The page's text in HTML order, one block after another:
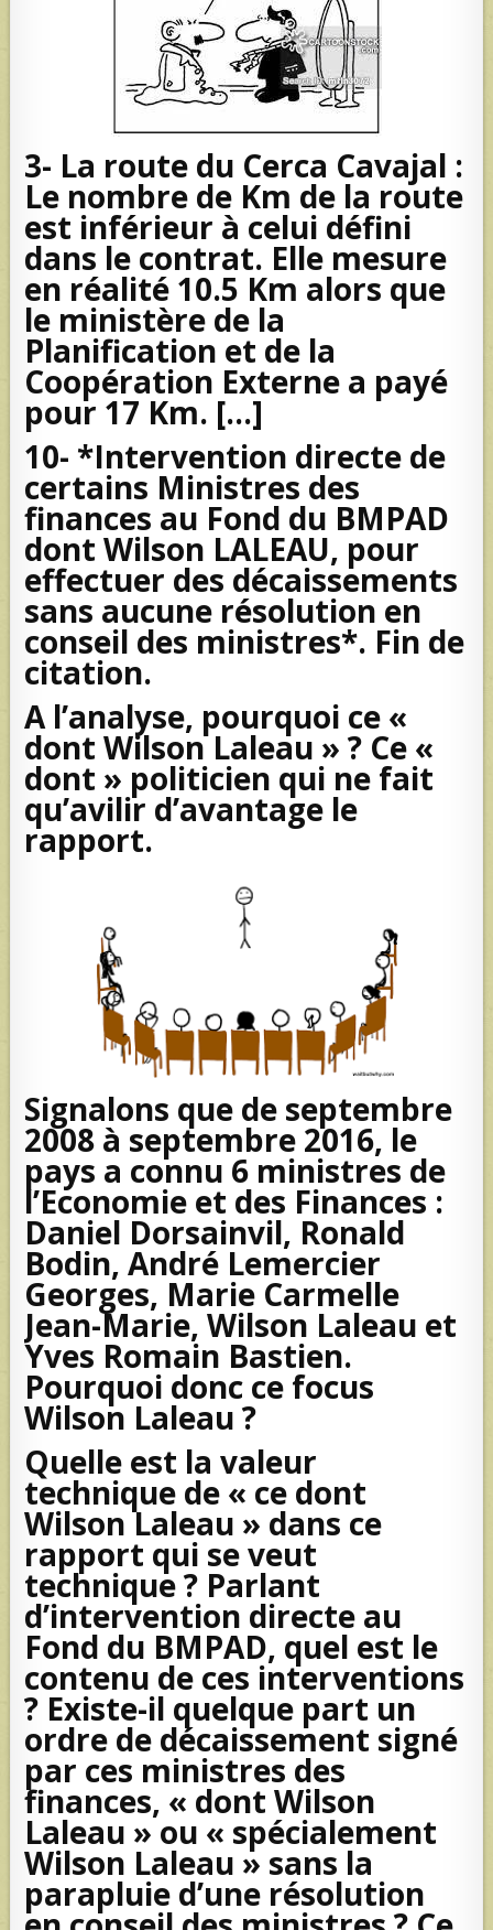
3- La route du Cerca Cavajal :
Le nombre de Km de la route
est inférieur à celui défini
dans le contrat. Elle mesure
en réalité 10.5 Km alors que
le ministère de la
Planification et de la
Coopération Externe a payé
pour 17 Km. […]
10- *Intervention directe de
certains Ministres des
finances au Fond du BMPAD
dont Wilson LALEAU, pour
effectuer des décaissements
sans aucune résolution en
conseil des ministres*. Fin de
citation.
A l’analyse, pourquoi ce «
dont Wilson Laleau » ? Ce «
dont » politicien qui ne fait
qu’avilir d’avantage le
rapport.
Signalons que de septembre
2008 à septembre 2016, le
pays a connu 6 ministres de
l’Economie et des Finances :
Daniel Dorsainvil, Ronald
Bodin, André Lemercier
Georges, Marie Carmelle
Jean-Marie, Wilson Laleau et
Yves Romain Bastien.
Pourquoi donc ce focus
Wilson Laleau ?
Quelle est la valeur
technique de « ce dont
Wilson Laleau » dans ce
rapport qui se veut
technique ? Parlant
d’intervention directe au
Fond du BMPAD, quel est le
contenu de ces interventions
? Existe-il quelque part un
ordre de décaissement signé
par ces ministres des
finances, « dont Wilson
Laleau » ou « spécialement
Wilson Laleau » sans la
parapluie d’une résolution